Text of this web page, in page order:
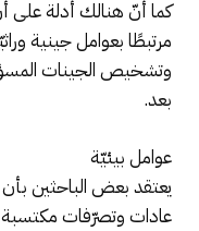
كما أنّ هنالك أدلة
مرتبطًا بعوامل جينية
وتشخيص الجينات
بعد.
عوامل بيئيّة
يعتقد بعض الباحثين
عادات وتصرّفات